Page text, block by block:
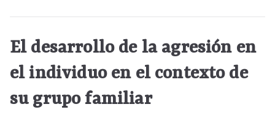
El desarrollo de la agresión en
el individuo en el contexto de
su grupo familiar